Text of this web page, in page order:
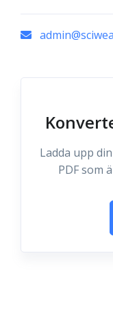
Ladda upp
PDF som